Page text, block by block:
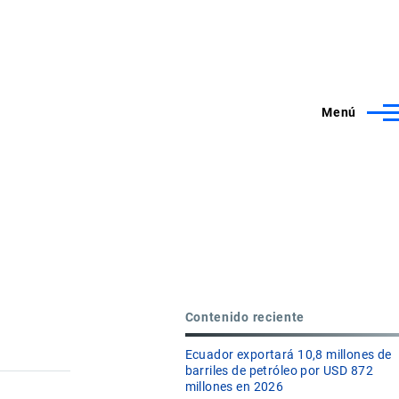
Menú
Contenido reciente
Ecuador exportará 10,8 millones de
barriles de petróleo por USD 872
millones en 2026